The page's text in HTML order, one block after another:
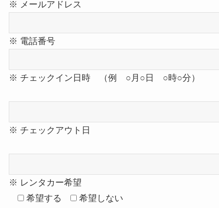
※ メールアドレス
※ 電話番号
※ チェックイン日時 （例 ○月○日 ○時○分）
※ チェックアウト日
※ レンタカー希望
希望する
希望しない